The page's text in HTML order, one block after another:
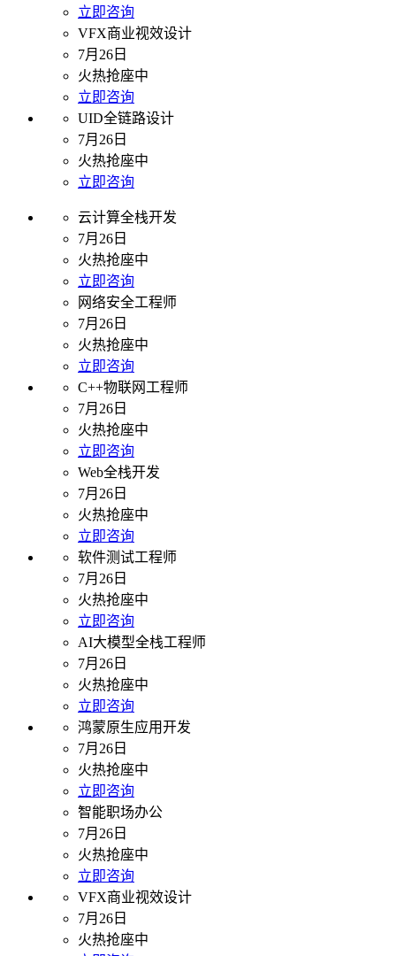
立即咨询
VFX商业视效设计
7月26日
火热抢座中
立即咨询
UID全链路设计
7月26日
火热抢座中
立即咨询
云计算全栈开发
7月26日
火热抢座中
立即咨询
网络安全工程师
7月26日
火热抢座中
立即咨询
C++物联网工程师
7月26日
火热抢座中
立即咨询
Web全栈开发
7月26日
火热抢座中
立即咨询
软件测试工程师
7月26日
火热抢座中
立即咨询
AI大模型全栈工程师
7月26日
火热抢座中
立即咨询
鸿蒙原生应用开发
7月26日
火热抢座中
立即咨询
智能职场办公
7月26日
火热抢座中
立即咨询
VFX商业视效设计
7月26日
火热抢座中